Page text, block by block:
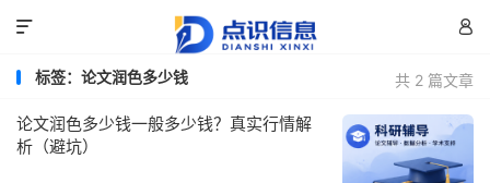


共 2 篇文章
标签：论文润色多少钱
论文润色多少钱一般多少钱？真实行情解
析（避坑）